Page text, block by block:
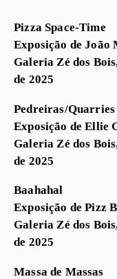
Pizza Space-Time
Exposição de João
Galeria Zé dos
de 2025
Pedreiras/Quarries
Exposição de Ellie
Galeria Zé dos
de 2025
Baahahal
Exposição de Pizz
Galeria Zé dos
de 2025
Massa de Massas